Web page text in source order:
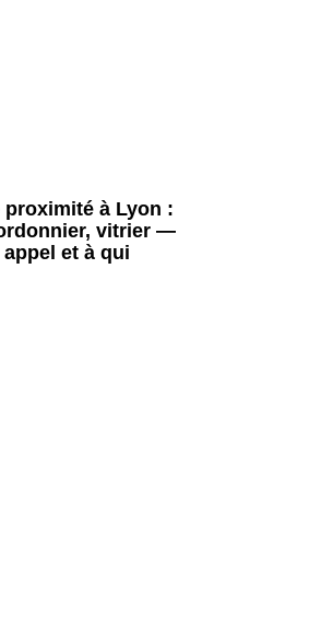
à Lyon :
vitrier —
et à qui